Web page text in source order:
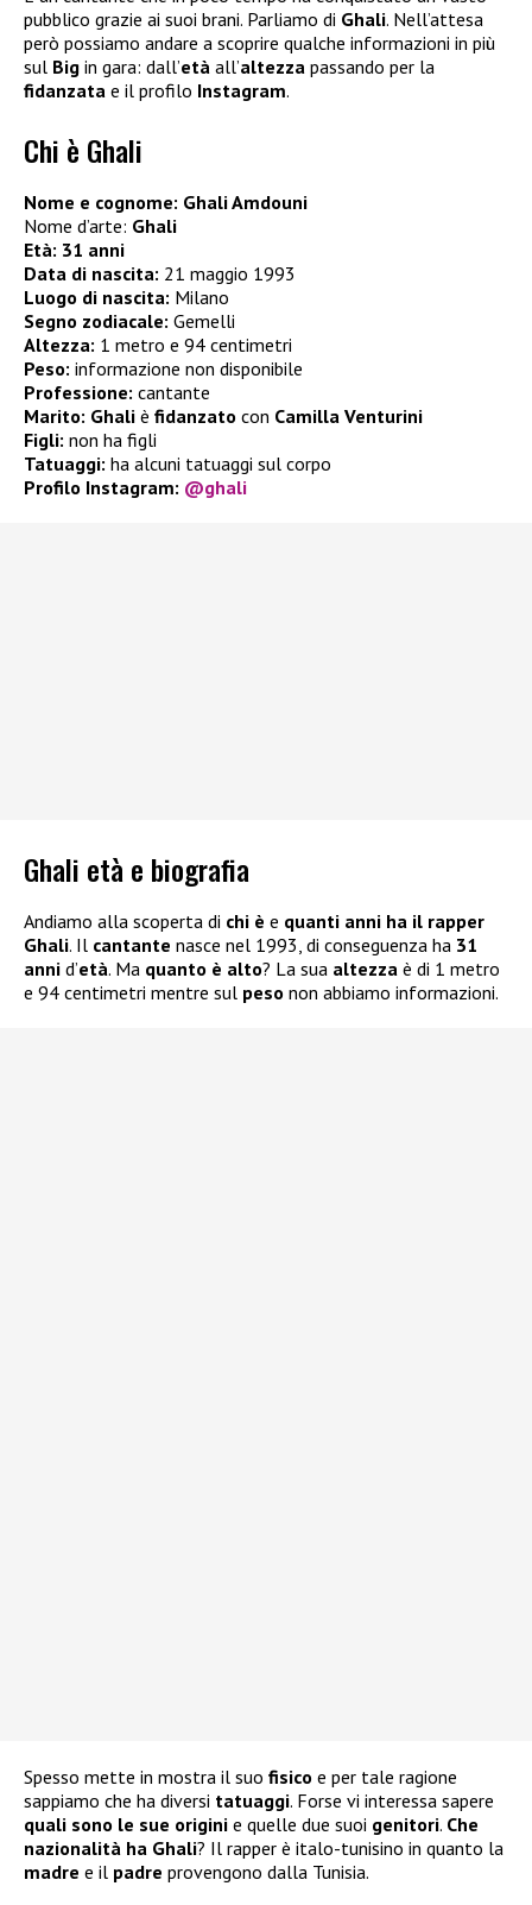
pubblico grazie ai suoi brani. Parliamo di Ghali. Nell’attesa
però possiamo andare a scoprire qualche informazioni in più
sul Big in gara: dall’età all’altezza passando per la
fidanzata e il profilo Instagram.
Chi è Ghali
Nome e cognome: Ghali Amdouni
Nome d’arte: Ghali
Età: 31 anni
Data di nascita: 21 maggio 1993
Luogo di nascita: Milano
Segno zodiacale: Gemelli
Altezza: 1 metro e 94 centimetri
Peso: informazione non disponibile
Professione: cantante
Marito: Ghali è fidanzato con Camilla Venturini
Figli: non ha figli
Tatuaggi: ha alcuni tatuaggi sul corpo
Profilo Instagram: @ghali
Ghali età e biografia
Andiamo alla scoperta di chi è e quanti anni ha il rapper
Ghali. Il cantante nasce nel 1993, di conseguenza ha 31
anni d’età. Ma quanto è alto? La sua altezza è di 1 metro
e 94 centimetri mentre sul peso non abbiamo informazioni.
Spesso mette in mostra il suo fisico e per tale ragione
sappiamo che ha diversi tatuaggi. Forse vi interessa sapere
quali sono le sue origini e quelle due suoi genitori. Che
nazionalità ha Ghali? Il rapper è italo-tunisino in quanto la
madre e il padre provengono dalla Tunisia.